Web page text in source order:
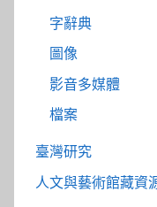
字辭典
圖像
影音多媒體
檔案
臺灣研究
人文與藝術館藏資